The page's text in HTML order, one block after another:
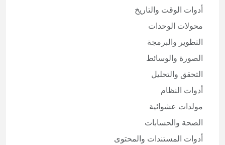
أدوات الوقت والتاريخ
محولات الوحدات
التطوير والبرمجة
الصورة والوسائط
التحقق والتحليل
أدوات النظام
مولدات عشوائية
الصحة والحسابات
أدوات المستندات والمحتوى